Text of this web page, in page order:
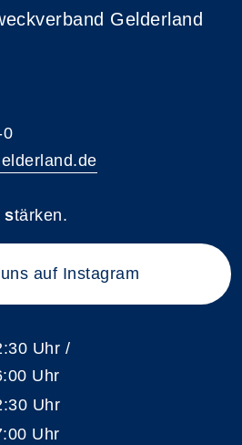
Gelderland
0
stärken.
auf Instagram
Uhr /
Uhr
Uhr
Uhr